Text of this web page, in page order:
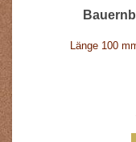
Länge 100